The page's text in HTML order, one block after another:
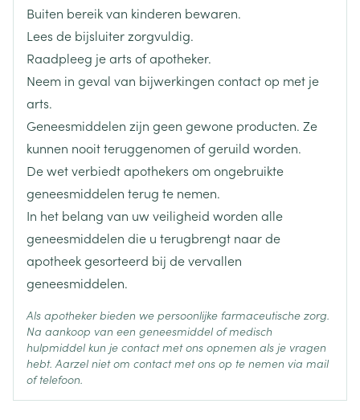
Lengte
Diepte 43 mm
Verpakking
98
Actieve
Ingrediënten
losartan kalium
Behoud Kamertemperatuur (15°C - 25°C)
Buiten bereik van kinderen bewaren.
Lees de bijsluiter zorgvuldig.
Raadpleeg je arts of apotheker.
Neem in geval van bijwerkingen contact op met je
arts.
Geneesmiddelen zijn geen gewone producten. Ze
kunnen nooit teruggenomen of geruild worden.
De wet verbiedt apothekers om ongebruikte
geneesmiddelen terug te nemen.
In het belang van uw veiligheid worden alle
geneesmiddelen die u terugbrengt naar de
apotheek gesorteerd bij de vervallen
geneesmiddelen.
Als apotheker bieden we persoonlijke farmaceutische zorg.
Na aankoop van een geneesmiddel of medisch
hulpmiddel kun je contact met ons opnemen als je vragen
hebt. Aarzel niet om contact met ons op te nemen via mail
of telefoon.